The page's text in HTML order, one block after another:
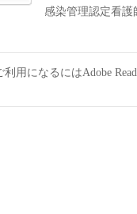
感染管理認定看
利用になるにはAdobe